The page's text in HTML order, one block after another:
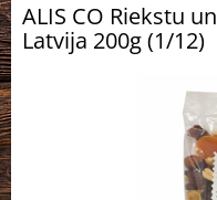
ALIS CO Riekstu
Latvija 200g (1/12)